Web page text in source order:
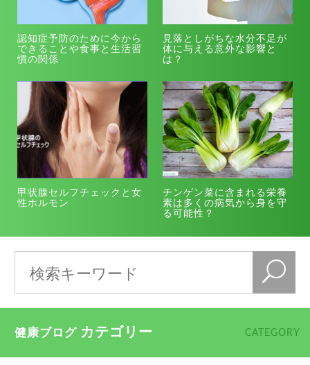
認知症予防のために今から
できることや食事と生活習
慣の関係
見落としがちな水分不足が
体に与える意外な影響と
は？
甲状腺セルフチェックと女
性ホルモン
チンゲン菜に含まれる栄養
素は多くの病気から身を守
る可能性？
健康ブログ カテゴリー CATEGORY